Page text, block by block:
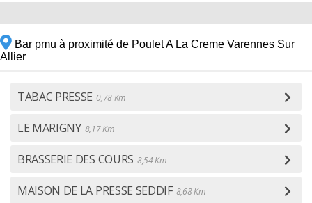
Bar pmu à proximité de Poulet A La Creme Varennes Sur
Allier
TABAC PRESSE 0,78 Km
LE MARIGNY 8,17 Km
BRASSERIE DES COURS 8,54 Km
MAISON DE LA PRESSE SEDDIF 8,68 Km